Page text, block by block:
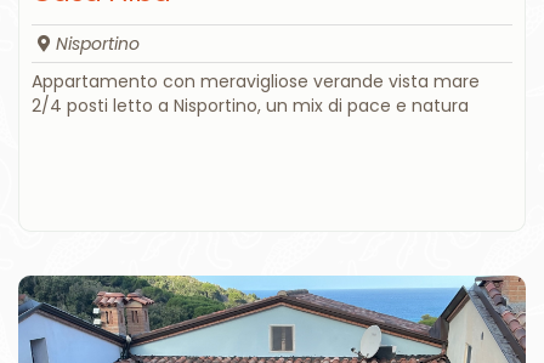
Nisportino
Appartamento con meravigliose verande vista mare
2/4 posti letto a Nisportino, un mix di pace e natura